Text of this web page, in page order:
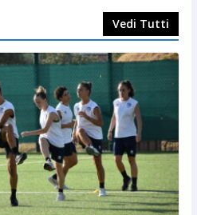
Vedi Tutti